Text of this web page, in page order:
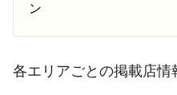
ン
各エリアごとの掲載店情